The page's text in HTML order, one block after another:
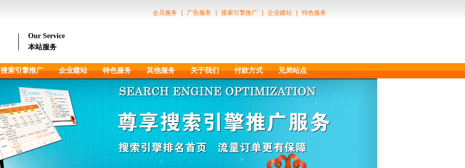
会员服务 广告服务 搜索引擎推广 企业建站 特色服务
Our Service
本站服务
搜索引擎推广 企业建站 特色服务 其他服务 关于我们 付款方式 兄弟站点